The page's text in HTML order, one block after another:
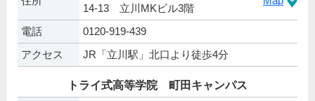
14-13 立川MKビル3階
電話
0120-919-439
アクセス
JR「立川駅」北口より徒歩4分
トライ式高等学院 町田キャンパス